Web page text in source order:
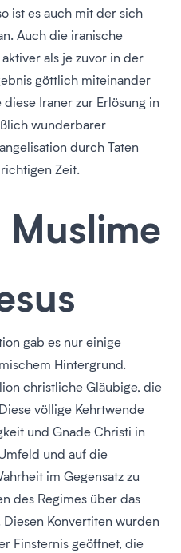
ist es auch mit der sich
Auch die iranische
als je zuvor in der
göttlich miteinander
Iraner zur Erlösung in
wunderbarer
durch Taten
Zeit.
gab es nur einige
Hintergrund.
christliche Gläubige, die
völlige Kehrtwende
und Gnade Christi in
und auf die
im Gegensatz zu
des Regimes über das
Konvertiten wurden
Finsternis geöffnet, die